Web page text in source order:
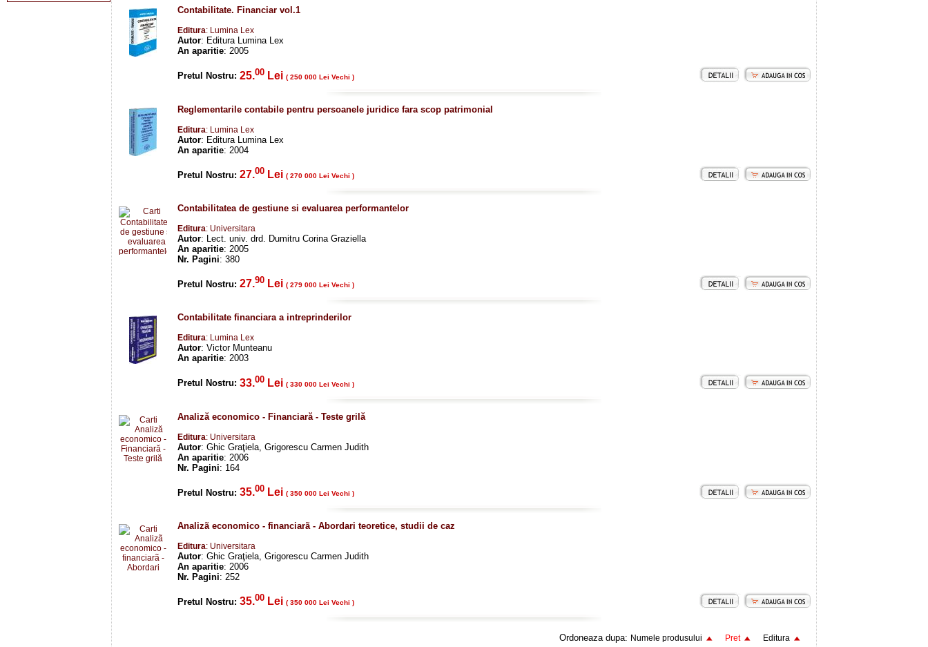
Contabilitate. Financiar vol.1
Editura: Lumina Lex
Autor: Editura Lumina Lex
An aparitie: 2005
Pretul Nostru: 25.00 Lei ( 250 000 Lei Vechi )
Reglementarile contabile pentru persoanele juridice fara scop patrimonial
Editura: Lumina Lex
Autor: Editura Lumina Lex
An aparitie: 2004
Pretul Nostru: 27.00 Lei ( 270 000 Lei Vechi )
Contabilitatea de gestiune si evaluarea performantelor
Editura: Universitara
Autor: Lect. univ. drd. Dumitru Corina Graziella
An aparitie: 2005
Nr. Pagini: 380
Pretul Nostru: 27.90 Lei ( 279 000 Lei Vechi )
Contabilitate financiara a intreprinderilor
Editura: Lumina Lex
Autor: Victor Munteanu
An aparitie: 2003
Pretul Nostru: 33.00 Lei ( 330 000 Lei Vechi )
Analiză economico - Financiară - Teste grilă
Editura: Universitara
Autor: Ghic Graţiela, Grigorescu Carmen Judith
An aparitie: 2006
Nr. Pagini: 164
Pretul Nostru: 35.00 Lei ( 350 000 Lei Vechi )
Analizã economico - financiarã - Abordari teoretice, studii de caz
Editura: Universitara
Autor: Ghic Graţiela, Grigorescu Carmen Judith
An aparitie: 2006
Nr. Pagini: 252
Pretul Nostru: 35.00 Lei ( 350 000 Lei Vechi )
Ordoneaza dupa: Numele produsului Pret Editura